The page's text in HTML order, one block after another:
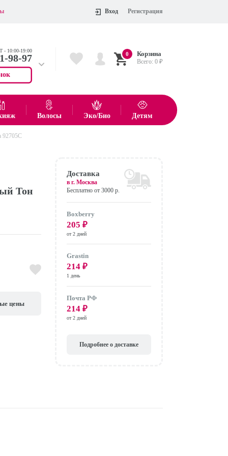
Вход Регистрация
- 10:00-19:00
98-97
55-75
0 Корзина
Всего:0 ₽
показать все товары
Волосы Эко/Био Детям
92705С
Тон
цены
Доставка
в г.Москва
Бесплатно от 3000 р.
Boxberry
205 ₽
от 2 дней
Grastin
214 ₽
1 день
Почта РФ
214 ₽
от 2 дней
Подробнее о доставке